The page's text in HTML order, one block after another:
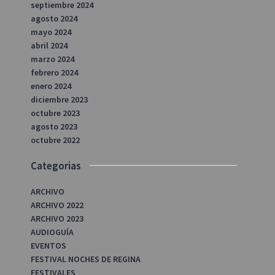
septiembre 2024
agosto 2024
mayo 2024
abril 2024
marzo 2024
febrero 2024
enero 2024
diciembre 2023
octubre 2023
agosto 2023
octubre 2022
Categorias
ARCHIVO
ARCHIVO 2022
ARCHIVO 2023
AUDIOGUÍA
EVENTOS
FESTIVAL NOCHES DE REGINA
FESTIVALES